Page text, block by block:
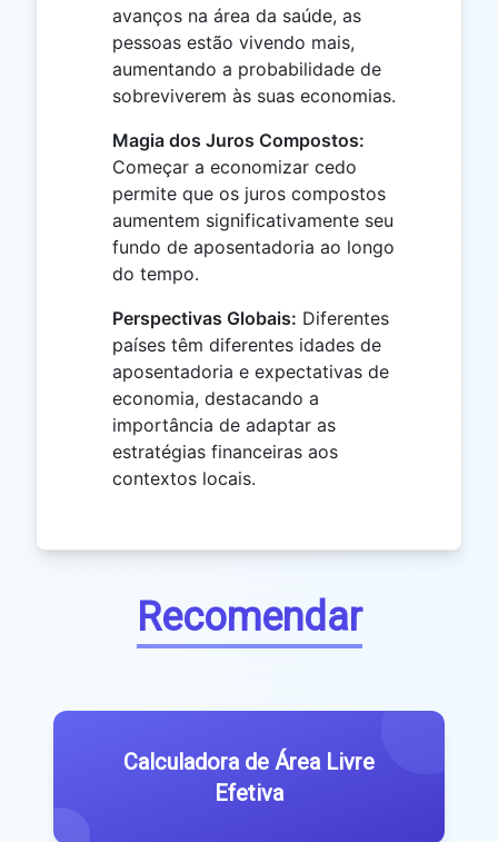
avanços na área da saúde, as
pessoas estão vivendo mais,
aumentando a probabilidade de
sobreviverem às suas economias.
Magia dos Juros Compostos:
Começar a economizar cedo
permite que os juros compostos
aumentem significativamente seu
fundo de aposentadoria ao longo
do tempo.
Perspectivas Globais: Diferentes
países têm diferentes idades de
aposentadoria e expectativas de
economia, destacando a
importância de adaptar as
estratégias financeiras aos
contextos locais.
Recomendar
Calculadora de Área Livre
Efetiva